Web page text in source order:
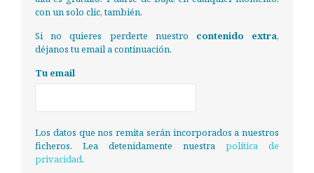
con un solo clic, también.
Si no quieres perderte nuestro contenido extra,
déjanos tu email a continuación.
Tu email
Los datos que nos remita serán incorporados a nuestros
ficheros. Lea detenidamente nuestra política de
privacidad.